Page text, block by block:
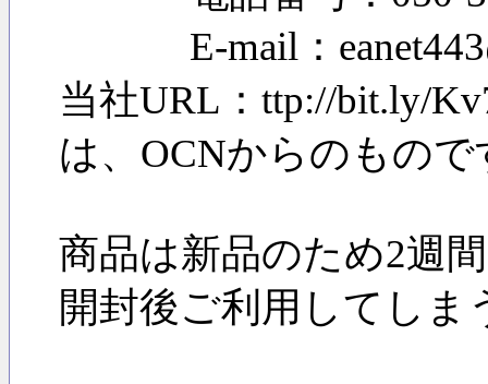
E-mail：
当社URL：ttp://
は、OCNからのもので
商品は新品のため2週
開封後ご利用してし